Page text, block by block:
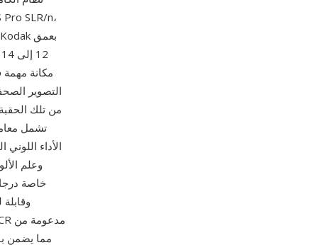
التصوير